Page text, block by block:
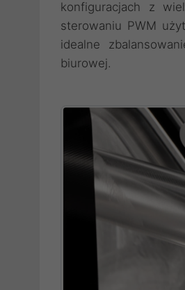
konfiguracjach z
sterowaniu PWM
idealne
biurowej.